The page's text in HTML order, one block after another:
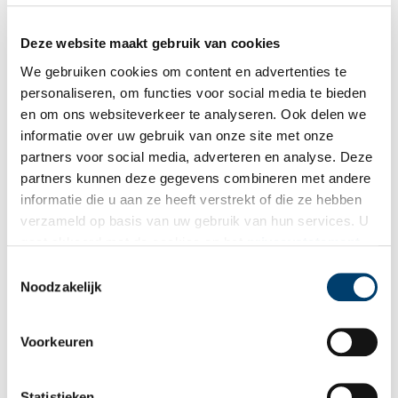
Deze website maakt gebruik van cookies
We gebruiken cookies om content en advertenties te
personaliseren, om functies voor social media te bieden
en om ons websiteverkeer te analyseren. Ook delen we
informatie over uw gebruik van onze site met onze
partners voor social media, adverteren en analyse. Deze
partners kunnen deze gegevens combineren met andere
informatie die u aan ze heeft verstrekt of die ze hebben
verzameld op basis van uw gebruik van hun services. U
Noodzakelijk
Voorkeuren
en zijd beroemd. Velen kwamen naar Haarlem om het te horen of
bijvoorbeeld door niemand minder dan Georg Friedrich Händel
bespeeld en in 1766 door de toen tienjarige Wolfgang Amadeus
Mozart. Aan diens orgelbespeling in Haarlem herinnert een
plaquette die in de Grote Kerk is aangebracht.
Bronnen
Klaas Bolt, De historie en samenstelling van het Haarlemse
Müller-orgel (Amsterdam 1985).
Cornelis Hartmann, Die Orgel von St. Bavo: Mozarts Reise nach
J. Jongepier, Hans van Nieuwkoop en W. Poot, Orgels in Noord-
Holland: historie, bouw en gebruik van de Noordhollandse
Johannes van Nieuwkoop, Haarlemse orgelkunst van 1400 tot